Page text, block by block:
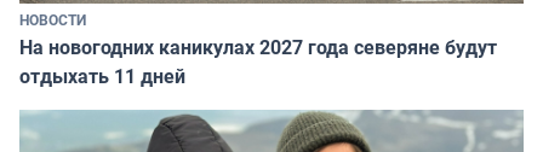
НОВОСТИ
На новогодних каникулах 2027 года северяне будут
отдыхать 11 дней